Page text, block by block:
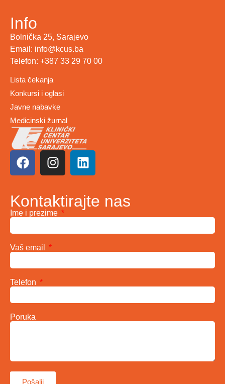
Info
Bolnička 25, Sarajevo
Email: info@kcus.ba
Telefon: +387 33 29 70 00
Lista čekanja
Konkursi i oglasi
Javne nabavke
Medicinski žurnal
Kontaktirajte nas
Ime i prezime
Vaš email
Telefon
Poruka
Pošalji